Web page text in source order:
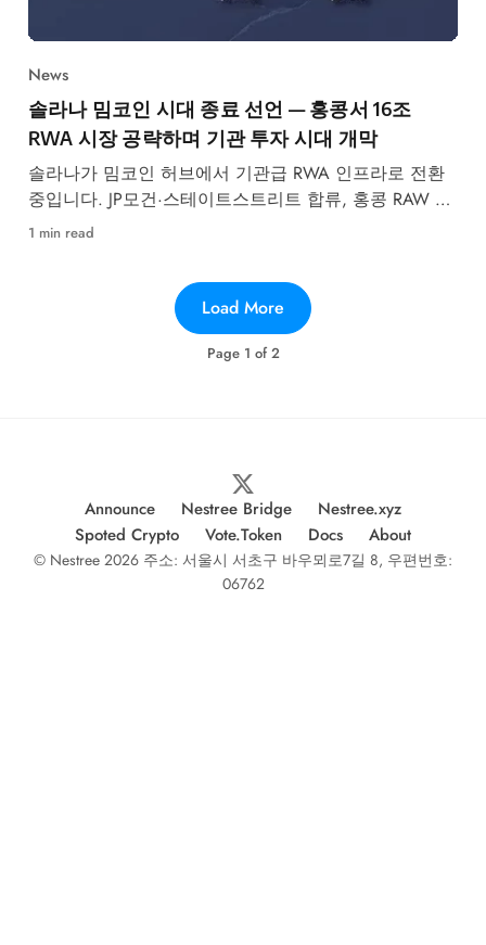
News
솔라나 밈코인 시대 종료 선언 — 홍콩서 16조
RWA 시장 공략하며 기관 투자 시대 개막
솔라나가 밈코인 허브에서 기관급 RWA 인프라로 전환
중입니다. JP모건·스테이트스트리트 합류, 홍콩 RAW 프
레임워크 발표 등 2026년 핵심 변화를 분석합니다.
1 min read
Page 1 of2
Load More
Announce Nestree Bridge
Nestree.xyz
Spoted Crypto
Vote.Token Docs About
© Nestree 2026 주소: 서울시 서초구 바우뫼로7길 8, 우편번호:
06762